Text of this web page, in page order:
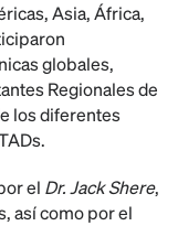
Asia, África,
globales,
Regionales de
los diferentes
el Dr. Jack Shere,
así como por el